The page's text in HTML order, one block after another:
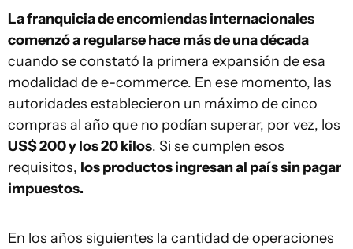
La franquicia de encomiendas internacionales
comenzó a regularse hace más de una década
cuando se constató la primera expansión de esa
modalidad de e-commerce. En ese momento, las
autoridades establecieron un máximo de cinco
compras al año que no podían superar, por vez, los
US$ 200 y los 20 kilos. Si se cumplen esos
requisitos, los productos ingresan al país sin pagar
impuestos.
En los años siguientes la cantidad de operaciones